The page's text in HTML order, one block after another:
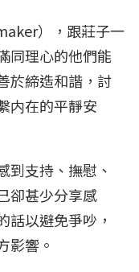
），跟莊子一
同理心的他們能
於締造和諧，討
内在的平靜安
到支持、撫慰、
卻甚少分享感
話以避免爭吵，
影響。